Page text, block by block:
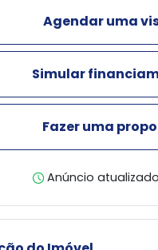
Agendar uma
Simular
Fazer uma
Anúncio atualizado